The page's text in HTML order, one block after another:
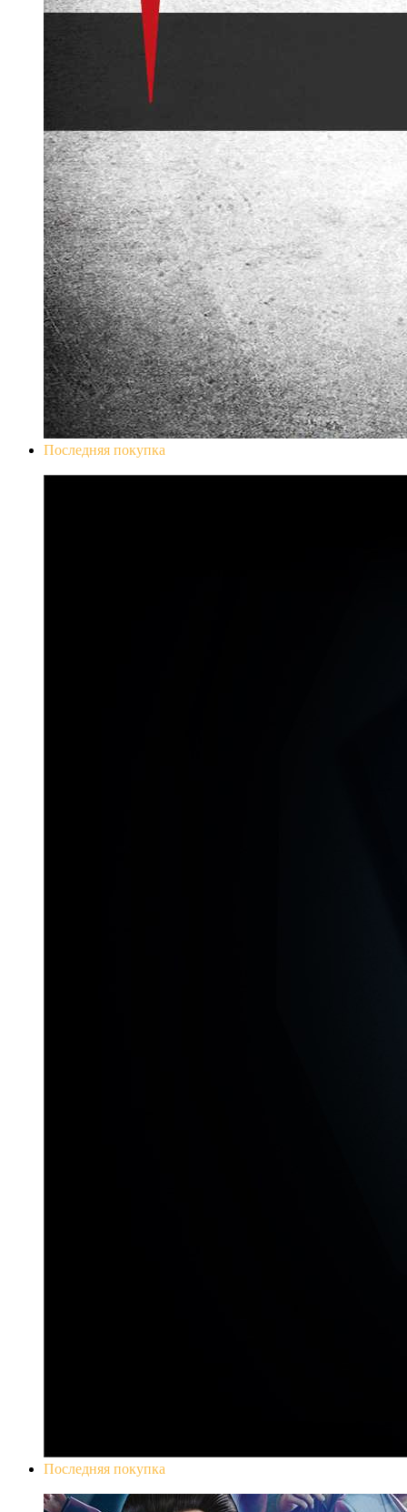
Последняя покупка
Последняя покупка